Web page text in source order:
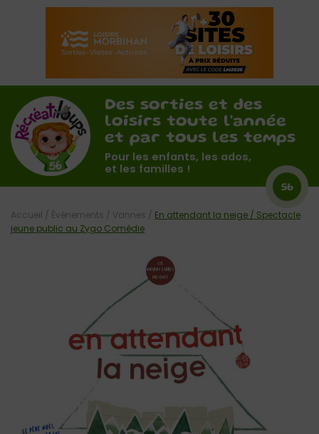
Des sorties et des
loisirs toute l'année
et par tous les temps
Pour les enfants, les ados,
et les familles !
56
Accueil / Évènements / Vannes / En attendant la neige / Spectacle
jeune public au Zygo Comédie